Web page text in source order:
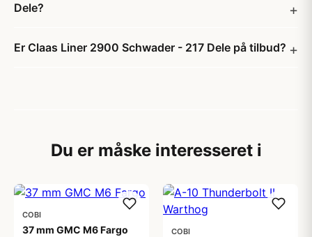
Dele?
Er Claas Liner 2900 Schwader - 217 Dele på tilbud?
Du er måske interesseret i
COBI
37 mm GMC M6 Fargo COBI